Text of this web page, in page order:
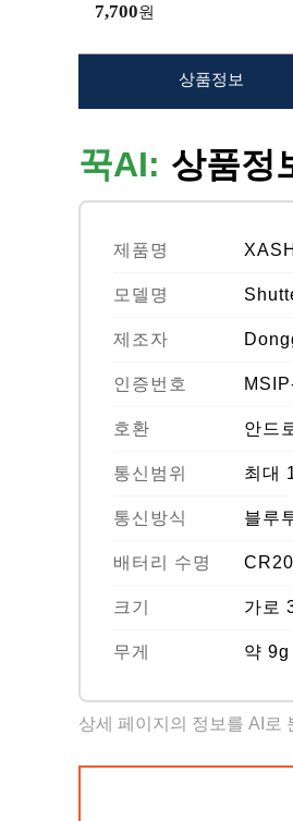
7,700원
꾹AI: 상품정
제품명
모델명
제조자
인증번호
호환 안드
통신범위 최대
통신방식 블루
배터리 수명
크기 가로
무게 약 9g
상세 페이지의 정보를 AI로
상품정보